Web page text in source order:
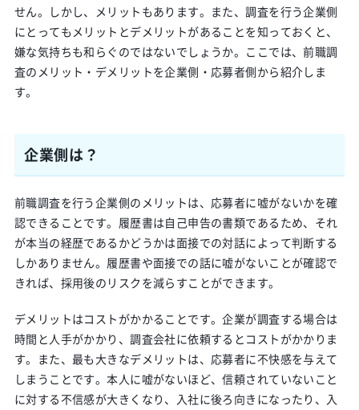
せん。しかし、メリットもあります。また、調査を行う企業側
にとってもメリットとデメリットがあることを知っておくと、
嫌な気持ちも和らぐのではないでしょうか。ここでは、前職調
査のメリット・デメリットを企業側・応募者側から紹介しま
す。
企業側は？
前職調査を行う企業側のメリットは、応募者に嘘がないかを確
認できることです。履歴書は自己申告の書類であるため、それ
が本当の経歴であるかどうかは面接での対話によって判断する
しかありません。履歴書や面接での話に嘘がないことが確認で
きれば、採用後のリスクを減らすことができます。
デメリットはコストがかかることです。企業が調査する場合は
時間と人手がかかり、調査会社に依頼するとコストがかかりま
す。また、最も大きなデメリットは、応募者に不快感を与えて
しまうことです。本人に嘘がないほど、信頼されていないこと
に対する不信感が大きくなり、入社に後ろ向きになったり、入